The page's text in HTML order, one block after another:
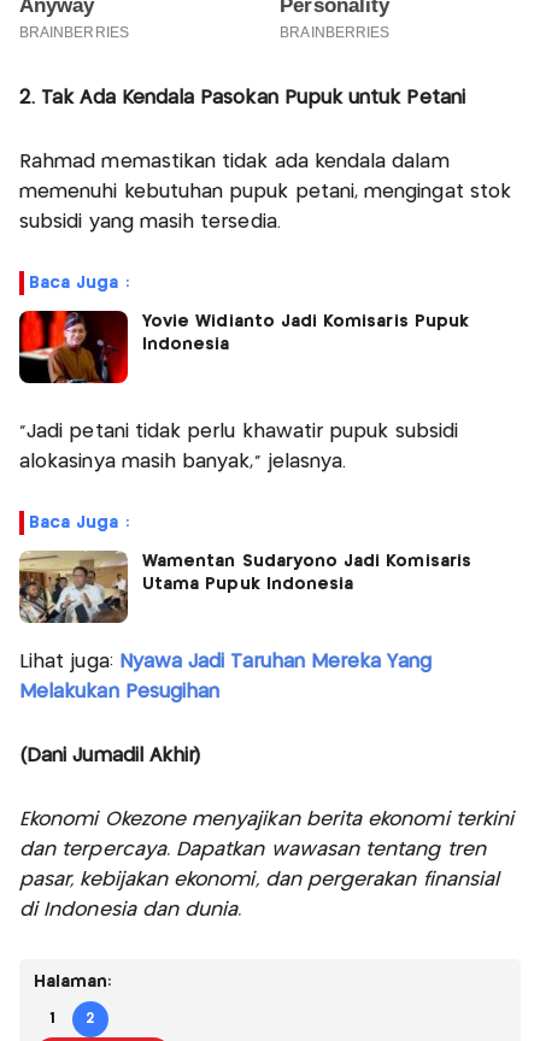
2. Tak Ada Kendala Pasokan Pupuk untuk Petani
Rahmad memastikan tidak ada kendala dalam
memenuhi kebutuhan pupuk petani, mengingat stok
subsidi yang masih tersedia.
Baca Juga :
Yovie Widianto Jadi Komisaris Pupuk
Indonesia
“Jadi petani tidak perlu khawatir pupuk subsidi
alokasinya masih banyak,” jelasnya.
Baca Juga :
Wamentan Sudaryono Jadi Komisaris
Utama Pupuk Indonesia
Lihat juga: Nyawa Jadi Taruhan Mereka Yang
Melakukan Pesugihan
(Dani Jumadil Akhir)
Ekonomi Okezone menyajikan berita ekonomi terkini
dan terpercaya. Dapatkan wawasan tentang tren
pasar, kebijakan ekonomi, dan pergerakan finansial
di Indonesia dan dunia.
Halaman:
1 2